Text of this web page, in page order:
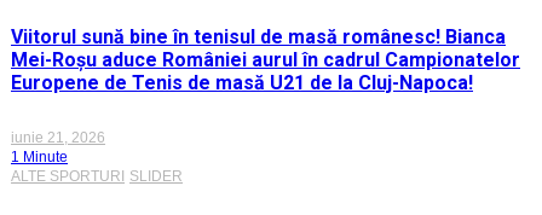
Viitorul sună bine în tenisul de masă românesc! Bianca
Mei-Roșu aduce României aurul în cadrul Campionatelor
Europene de Tenis de masă U21 de la Cluj-Napoca!
iunie 21, 2026
1 Minute
ALTE SPORTURI SLIDER